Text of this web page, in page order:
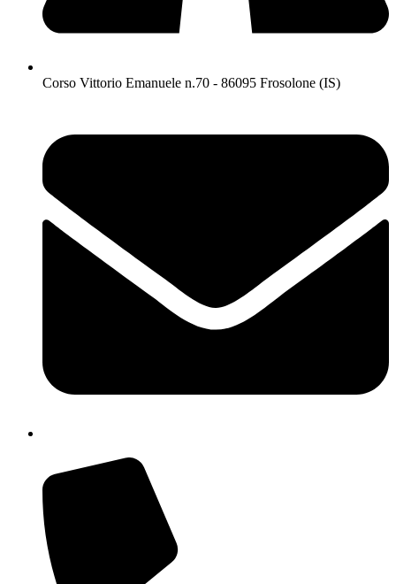
Corso Vittorio Emanuele n.70 - 86095 Frosolone (IS)